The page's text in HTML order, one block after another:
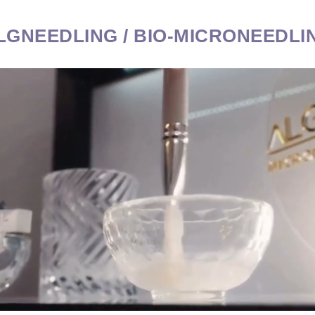
/ BIO-